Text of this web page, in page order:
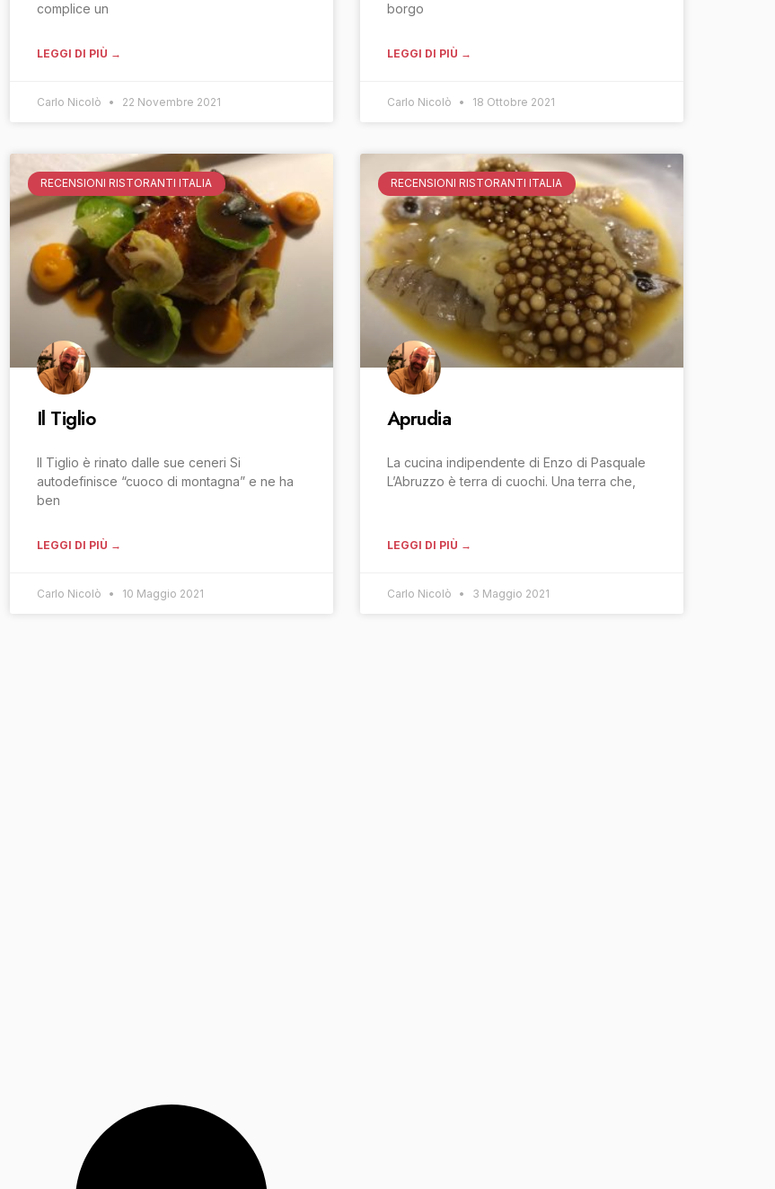
complice un
LEGGI DI PIÙ →
Carlo Nicolò 22 Novembre 2021
borgo
LEGGI DI PIÙ →
Carlo Nicolò 18 Ottobre 2021
RECENSIONI RISTORANTI ITALIA
Il Tiglio
Il Tiglio è rinato dalle sue ceneri Si
autodefinisce “cuoco di montagna” e ne ha
ben
LEGGI DI PIÙ →
Carlo Nicolò 10 Maggio 2021
RECENSIONI RISTORANTI ITALIA
Aprudia
La cucina indipendente di Enzo di Pasquale
L’Abruzzo è terra di cuochi. Una terra che,
LEGGI DI PIÙ →
Carlo Nicolò 3 Maggio 2021